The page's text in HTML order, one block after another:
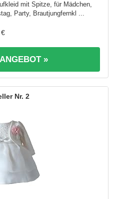
mit Spitze, für Mädchen,
Party, Brautjungfernkl ...
»
2